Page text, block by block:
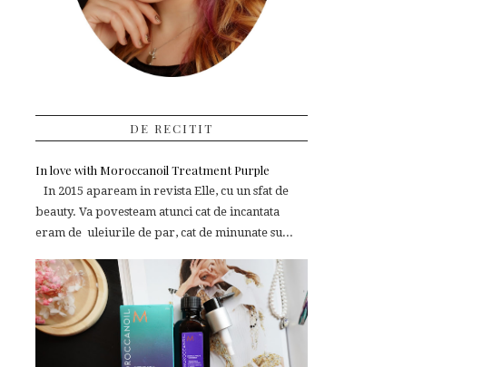
DE RECITIT
In love with Moroccanoil Treatment Purple
In 2015 apaream in revista Elle, cu un sfat de
beauty. Va povesteam atunci cat de incantata
eram de uleiurile de par, cat de minunate su...